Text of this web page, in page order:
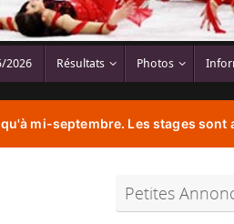
2026 Résultats Photos
mi-septembre. Les stages sont
Petites